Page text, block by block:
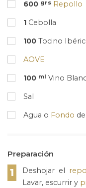
600 grs Repollo
1 Cebolla
100 Tocino
AOVE
100 ml Vino
Sal
Agua o Fondo
Preparación
1 Deshojar el
Lavar, escurrir y